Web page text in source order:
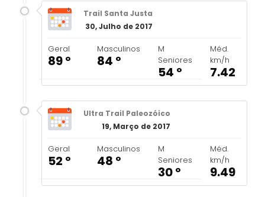
Trail Santa Justa
30, Julho de 2017
Geral
89 º
Masculinos
84 º
M
Seniores
54 º
Méd.
km/h
7.42
Ultra Trail Paleozóico
19, Março de 2017
Geral
52 º
Masculinos
48 º
M
Seniores
30 º
Méd.
km/h
9.49